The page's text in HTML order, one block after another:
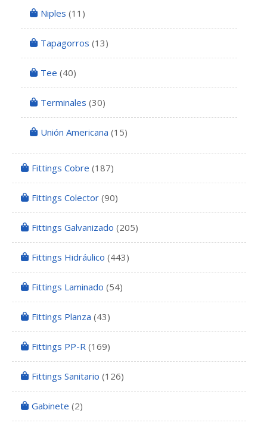
Niples (11)
Tapagorros (13)
Tee (40)
Terminales (30)
Unión Americana (15)
Fittings Cobre (187)
Fittings Colector (90)
Fittings Galvanizado (205)
Fittings Hidráulico (443)
Fittings Laminado (54)
Fittings Planza (43)
Fittings PP-R (169)
Fittings Sanitario (126)
Gabinete (2)